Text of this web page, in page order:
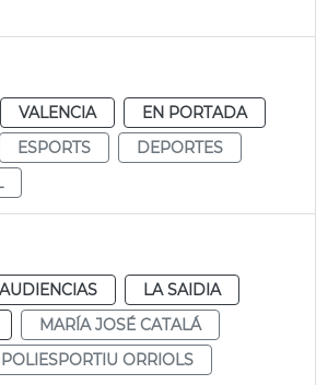
VALENCIA
EN PORTADA
ESPORTS
DEPORTES
LA SAIDIA
MARÍA JOSÉ CATALÁ
POLIESPORTIU ORRIOLS